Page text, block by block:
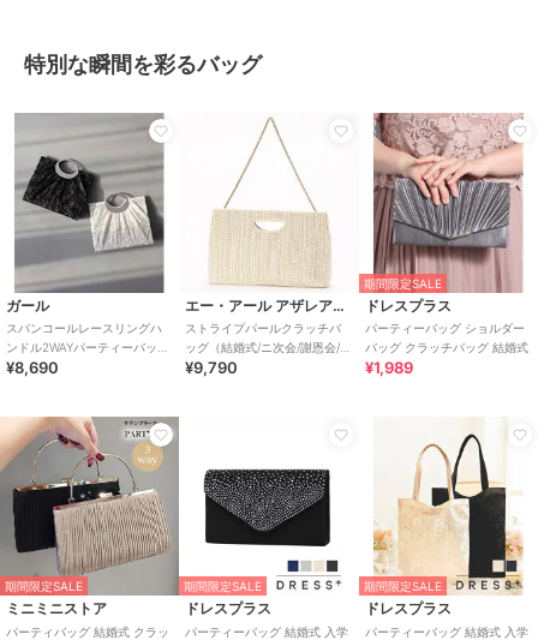
特別な瞬間を彩るバッグ
ガール
スパンコールレースリングハ
ンドル2WAYパーティーバッグ
結婚式 パーティー お呼ばれ オ
¥8,690
エー・アール アザレアローズ
ストライプパールクラッチバ
ッグ（結婚式/ニ次会/謝恩会/パ
ーティー）
¥9,790
期間限定SALE
ドレスプラス
パーティーバッグ ショルダー
バッグ クラッチバッグ 結婚式
¥1,989
期間限定SALE
ミニミニストア
パーティバッグ 結婚式 クラッ
期間限定SALE
ドレスプラス
パーティーバッグ 結婚式 入学
期間限定SALE
ドレスプラス
パーティーバッグ 結婚式 入学